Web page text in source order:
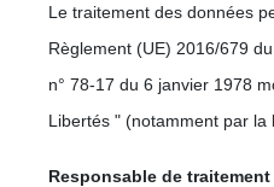
Le traitement des données
Règlement (UE) 2016/679
n° 78-17 du 6 janvier 1978
Libertés " (notamment par la
Responsable de traitement